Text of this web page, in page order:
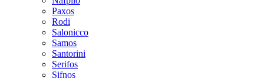
Paxos
Rodi
Salonicco
Samos
Santorini
Serifos
Sifnos